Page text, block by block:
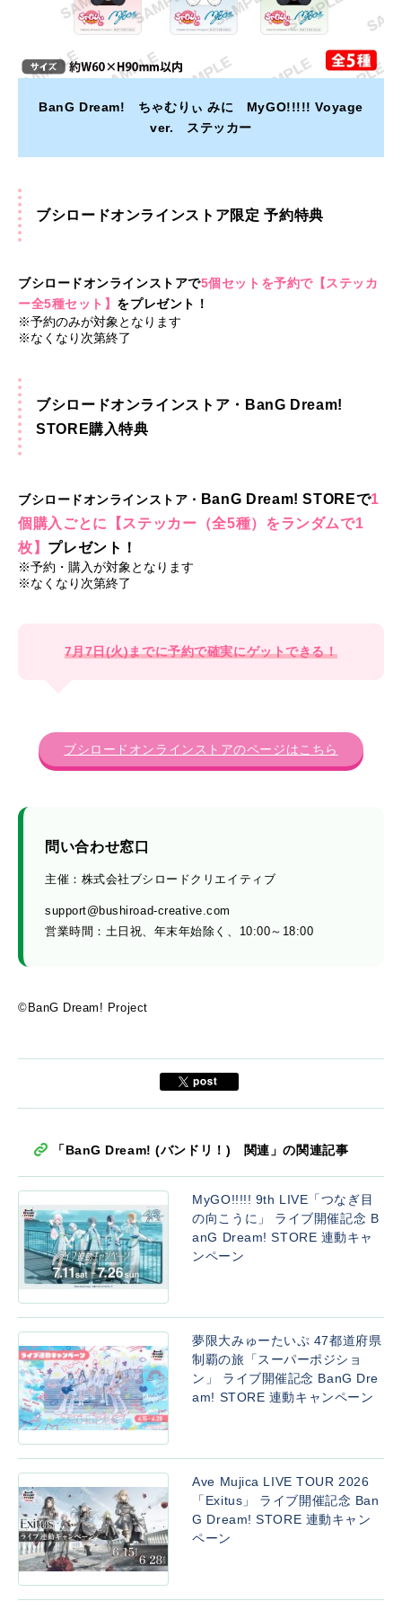
BanG Dream! ちゃむりぃ みに MyGO!!!!! Voyage
ver. ステッカー
ブシロードオンラインストア限定 予約特典
ブシロードオンラインストアで5個セットを予約で【ステッカ
ー全5種セット】 をプレゼント！
※予約のみが対象となります
※なくなり次第終了
ブシロードオンラインストア・BanG Dream!
STORE購入特典
ブシロードオンラインストア・ BanG Dream! STOREで1
個購入ごとに【ステッカー（全5種）をランダムで1
枚】 プレゼント！
※予約・購入が対象となります
※なくなり次第終了
7月7日(火)までに予約で確実にゲットできる！
ブシロードオンラインストアのページはこちら
問い合わせ窓口
主催：株式会社ブシロードクリエイティブ
support@bushiroad-creative.com
営業時間：土日祝、年末年始除く、10:00～18:00
©BanG Dream! Project
「BanG Dream! (バンドリ！) 関連」の関連記事
MyGO!!!!! 9th LIVE「つなぎ目
の向こうに」 ライブ開催記念 B
anG Dream! STORE 連動キャ
ンペーン
夢限大みゅーたいぷ 47都道府県
制覇の旅「スーパーポジショ
ン」 ライブ開催記念 BanG Dre
am! STORE 連動キャンペーン
Ave Mujica LIVE TOUR 2026
「Exitus」 ライブ開催記念 Ban
G Dream! STORE 連動キャン
ペーン